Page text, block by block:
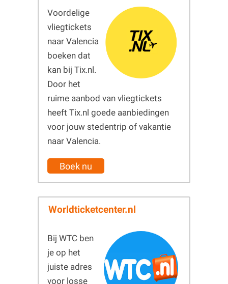
Voordelige
vliegtickets
naar Valencia
boeken dat
kan bij Tix.nl.
Door het
ruime aanbod van vliegtickets
heeft Tix.nl goede aanbiedingen
voor jouw stedentrip of vakantie
naar Valencia.
Boek nu
Worldticketcenter.nl
Bij WTC ben
je op het
juiste adres
voor losse